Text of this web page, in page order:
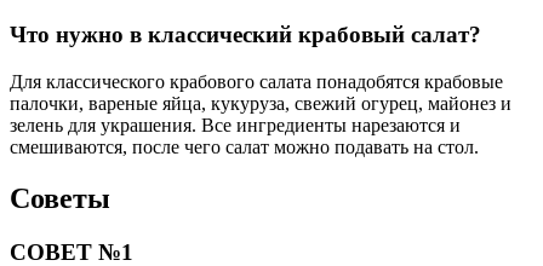
Что нужно в классический крабовый салат?
Для классического крабового салата понадобятся крабовые
палочки, вареные яйца, кукуруза, свежий огурец, майонез и
зелень для украшения. Все ингредиенты нарезаются и
смешиваются, после чего салат можно подавать на стол.
Советы
СОВЕТ №1